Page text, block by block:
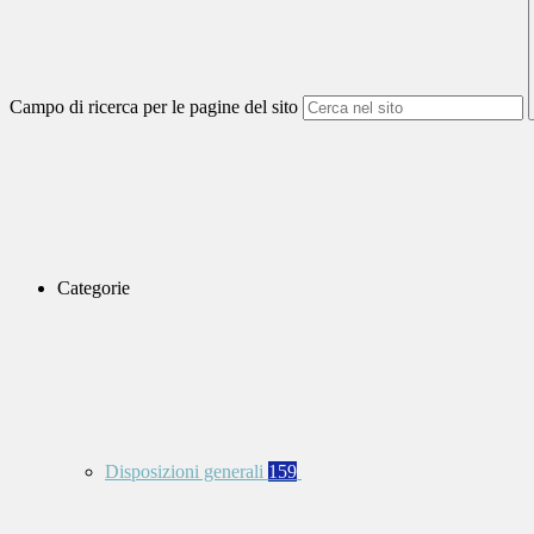
Campo di ricerca per le pagine del sito
Categorie
Disposizioni generali 159